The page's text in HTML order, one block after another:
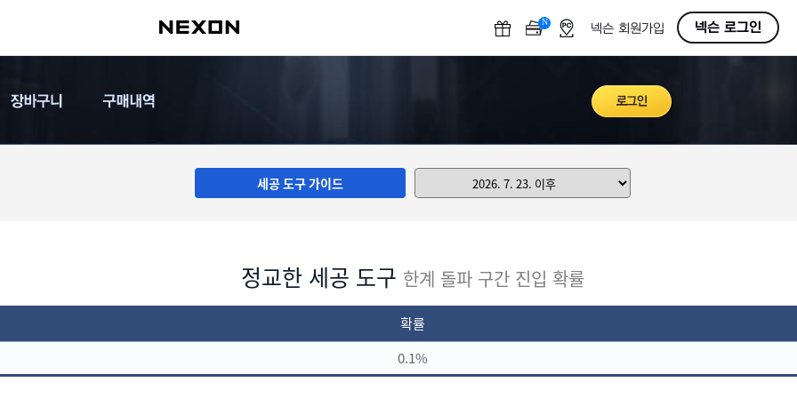
N OFF넥슨 회원가입 넥슨 로그인
세공 도구 가이드
정교한 세공 도구 한계 돌파 구간 진입 확률
확률
0.1%